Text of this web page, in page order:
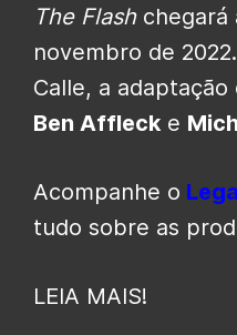
The Flashchegará
novembro de
Calle, a
Ben Affleck e
Acompanhe o
tudo sobre as
LEIA MAIS!